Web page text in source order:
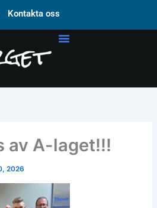
Kontakta oss
av A-laget!!!
2026